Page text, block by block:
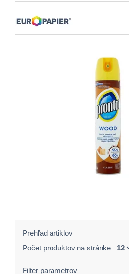
Prehľad artiklov
Počet produktov na stránke
Filter parametrov